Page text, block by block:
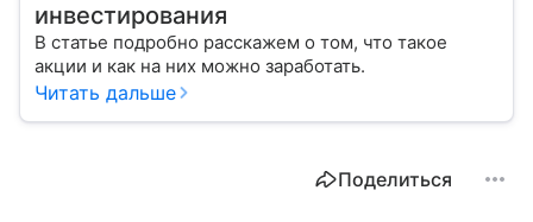
инвестирования
В статье подробно расскажем о том, что такое
акции и как на них можно заработать.
Читать дальше
Поделиться